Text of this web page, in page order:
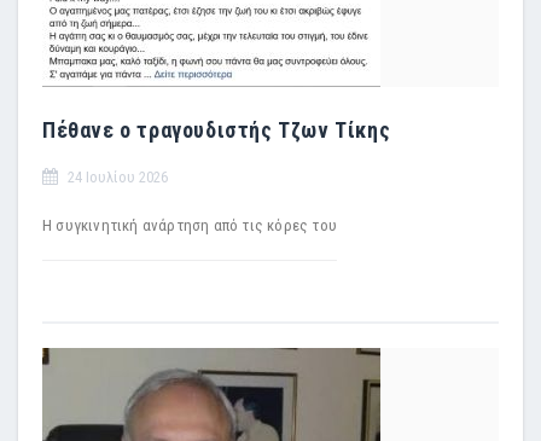
Πέθανε ο τραγουδιστής Τζων Τίκης
24 Ιουλίου 2026
Η συγκινητική ανάρτηση από τις κόρες του